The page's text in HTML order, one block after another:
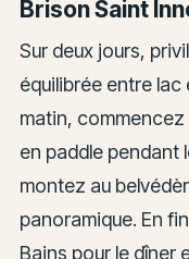
Brison Saint
Sur deux jours,
équilibrée entre
matin,
en paddle pendant
montez au
panoramique. En
Bains pour le dîner